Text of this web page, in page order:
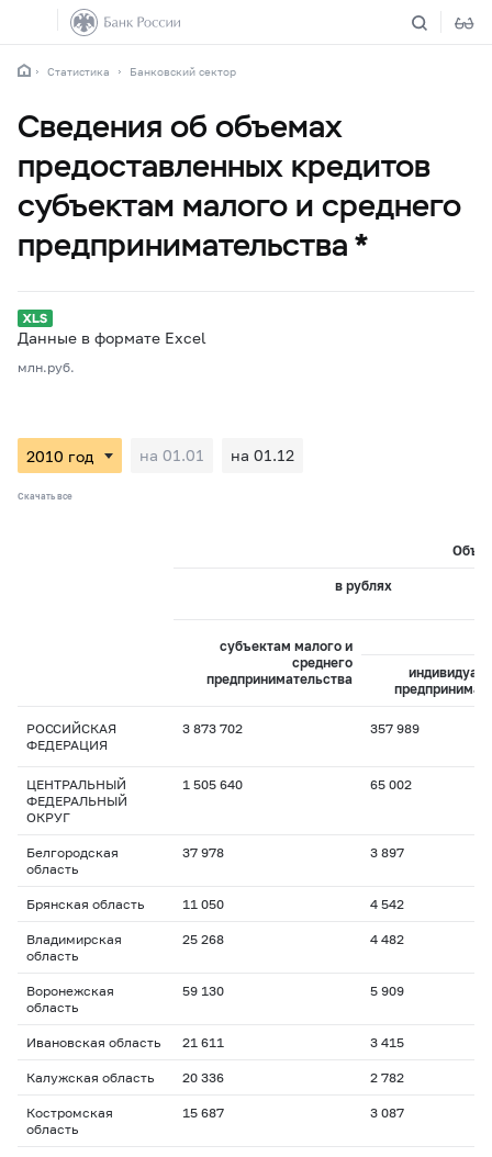
Статистика Банковский сектор
Сведения об объемах
предоставленных кредитов
субъектам малого и среднего
предпринимательства *
Данные в формате Excel
млн.руб.
на 01.01 на 01.12
Скачать все
в рублях
субъектам малого и
среднего
предпринимательства
РОССИЙСКАЯ
ФЕДЕРАЦИЯ
3 873 702 357 989
ЦЕНТРАЛЬНЫЙ
ФЕДЕРАЛЬНЫЙ
ОКРУГ
1 505 640 65 002
Белгородская
область
37 978 3 897
Брянская область 11 050 4 542
Владимирская
область
25 268 4 482
Воронежская
область
59 130 5 909
Ивановская область 21 611 3 415
Калужская область 20 336 2 782
Костромская
область
15 687 3 087